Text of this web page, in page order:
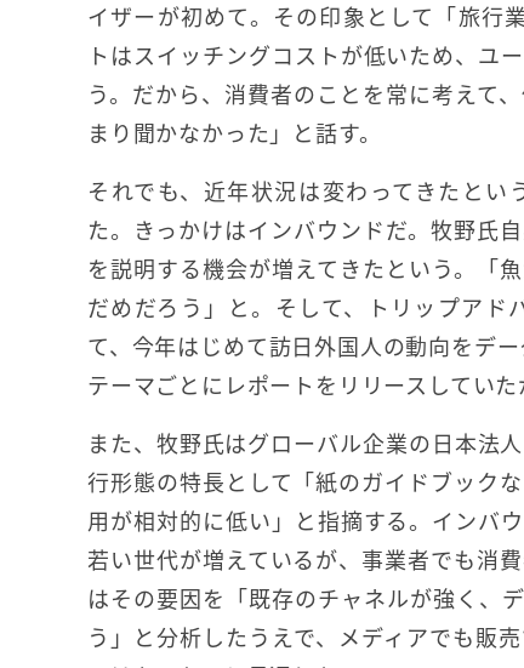
イザーが初めて。その印象として「旅行
トはスイッチングコストが低いため、ユ
う。だから、消費者のことを常に考えて
まり聞かなかった」と話す。
それでも、近年状況は変わってきたと
た。きっかけはインバウンドだ。牧野氏
を説明する機会が増えてきたという。「
だめだろう」と。そして、トリップア
て、今年はじめて訪日外国人の動向をデ
テーマごとにレポートをリリースしてい
また、牧野氏はグローバル企業の日本法
行形態の特長として「紙のガイドブック
用が相対的に低い」と指摘する。インバ
若い世代が増えているが、事業者でも消
はその要因を「既存のチャネルが強く、
う」と分析したうえで、メディアでも販